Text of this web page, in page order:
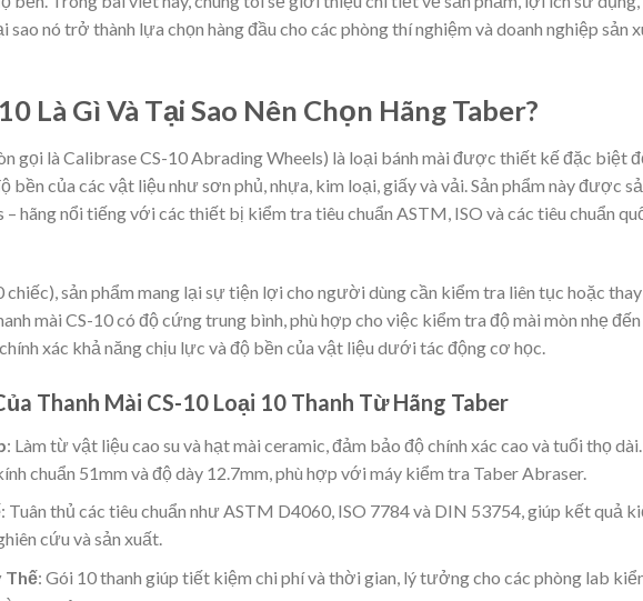
sao nó trở thành lựa chọn hàng đầu cho các phòng thí nghiệm và doanh nghiệp sản
Là Gì Và Tại Sao Nên Chọn Hãng Taber?
gọi là Calibrase CS-10 Abrading Wheels) là loại bánh mài được thiết kế đặc biệt
bền của các vật liệu như sơn phủ, nhựa, kim loại, giấy và vải. Sản phẩm này được
hãng nổi tiếng với các thiết bị kiểm tra tiêu chuẩn ASTM, ISO và các tiêu chuẩn
chiếc), sản phẩm mang lại sự tiện lợi cho người dùng cần kiểm tra liên tục hoặc thay
mài CS-10 có độ cứng trung bình, phù hợp cho việc kiểm tra độ mài mòn nhẹ đến
xác khả năng chịu lực và độ bền của vật liệu dưới tác động cơ học.
Thanh Mài CS-10 Loại 10 Thanh Từ Hãng Taber
: Làm từ vật liệu cao su và hạt mài ceramic, đảm bảo độ chính xác cao và tuổi thọ dài.
chuẩn 51mm và độ dày 12.7mm, phù hợp với máy kiểm tra Taber Abraser.
: Tuân thủ các tiêu chuẩn như ASTM D4060, ISO 7784 và DIN 53754, giúp kết quả
cứu và sản xuất.
Thế: Gói 10 thanh giúp tiết kiệm chi phí và thời gian, lý tưởng cho các phòng lab